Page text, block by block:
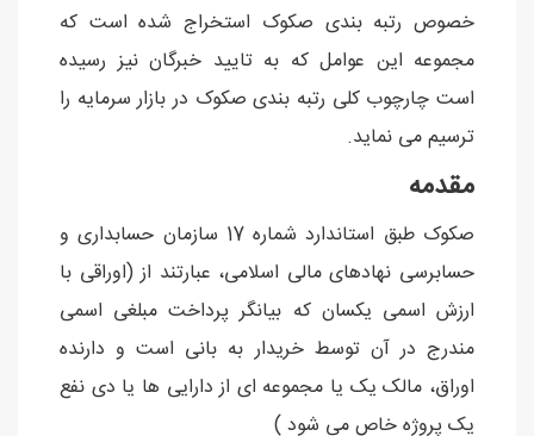
خصوص رتبه بندی صکوک استخراج شده است که
مجموعه این عوامل که به تایید خبرگان نیز رسیده
است چارچوب کلی رتبه بندی صکوک در بازار سرمایه را
ترسیم می نماید.
مقدمه
صکوک طبق استاندارد شماره 17 سازمان حسابداری و
حسابرسی نهادهای مالی اسلامی، عبارتند از (اوراقی با
ارزش اسمی یکسان که بیانگر پرداخت مبلغی اسمی
مندرج در آن توسط خریدار به بانی است و دارنده
اوراق، مالک یک یا مجموعه ای از دارایی ها یا دی نفع
یک پروژه خاص می شود )